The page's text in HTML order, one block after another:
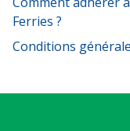
Ferries ?
Conditions